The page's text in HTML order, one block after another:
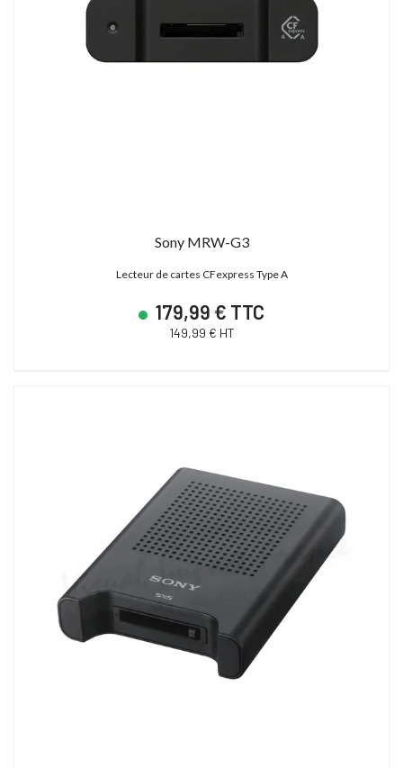
Sony MRW-G3
Lecteur de cartes CFexpress Type A
179,99 € TTC
149,99 € HT